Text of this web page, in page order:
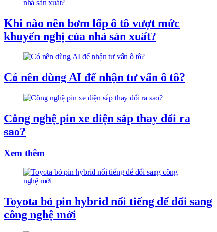
Khi nào nên bơm lốp ô tô vượt mức
khuyến nghị của nhà sản xuất?
Có nên dùng AI để nhận tư vấn ô tô?
Công nghệ pin xe điện sắp thay đổi ra
sao?
Xem thêm
Toyota bỏ pin hybrid nổi tiếng để đổi sang
công nghệ mới